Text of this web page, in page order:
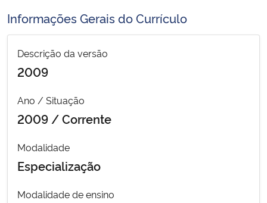
Ministério da Saúde
Ministério de Minas e Energia
Ministério do Meio Ambiente
Ministério do Turismo
Informações Gerais do Currículo
Descrição da versão
2009
Ano / Situação
2009 / Corrente
Modalidade
Especialização
Modalidade de ensino